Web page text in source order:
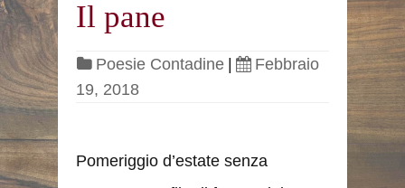
Il pane
Poesie Contadine |
Febbraio
19, 2018
Pomeriggio d’estate senza